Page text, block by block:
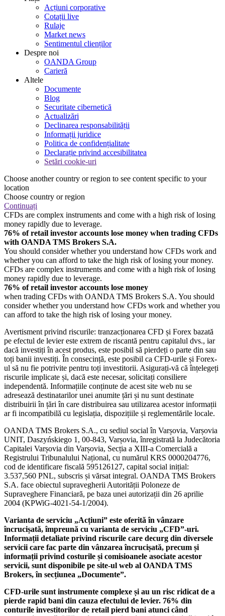
Acțiuni corporative
Cotații live
Rulaje
Market news
Sentimentul clienților
Despre noi
OANDA Group
Carieră
Altele
Documente
Blog
Securitate cibernetică
Actualizări
Declinarea responsabilității
Informații juridice
Politica de confidențialitate
Declarație privind accesibilitatea
Setări cookie-uri
Choose another country or region to see content specific to your
location
Choose country or region
Continuați
CFDs are complex instruments and come with a high risk of losing
money rapidly due to leverage.
76% of retail investor accounts lose money when trading CFDs
with OANDA TMS Brokers S.A.
You should consider whether you understand how CFDs work and
whether you can afford to take the high risk of losing your money.
CFDs are complex instruments and come with a high risk of losing
money rapidly due to leverage.
76% of retail investor accounts lose money
when trading CFDs with OANDA TMS Brokers S.A. You should
consider whether you understand how CFDs work and whether you
can afford to take the high risk of losing your money.
Avertisment privind riscurile: tranzacționarea CFD și Forex bazată
pe efectul de levier este extrem de riscantă pentru capitalul dvs., iar
dacă investiți în acest produs, este posibil să pierdeți o parte din sau
toți banii investiți. În consecință, este posibil ca CFD-urile și Forex-
ul să nu fie potrivite pentru toți investitorii. Asigurați-vă că înțelegeți
riscurile implicate și, dacă este necesar, solicitați consiliere
independentă. Informațiile conținute de acest site web nu se
adresează destinatarilor unei anumite țări și nu sunt destinate
distribuirii în țări în care distribuirea sau utilizarea acestor informații
ar fi incompatibilă cu legislația, dispozițiile și reglementările locale.
OANDA TMS Brokers S.A., cu sediul social în Varșovia, Varșovia
UNIT, Daszyńskiego 1, 00-843, Varșovia, înregistrată la Judecătoria
Capitalei Varșovia din Varșovia, Secția a XIII-a Comercială a
Registrului Tribunalului Național, cu numărul KRS 0000204776,
cod de identificare fiscală 595126127, capital social inițial:
3.537,560 PNL, subscris și vărsat integral. OANDA TMS Brokers
S.A. face obiectul supravegherii Autorității Poloneze de
Supraveghere Financiară, pe baza unei autorizații din 26 aprilie
2004 (KPWiG-4021-54-1/2004).
Varianta de serviciu „Acțiuni” este oferită în vânzare
încrucișată, împreună cu varianta de serviciu „CFD”-uri.
Informații detaliate privind riscurile care decurg din diversele
servicii care fac parte din vânzarea încrucișată, precum și
informații privind costurile și comisioanele asociate acestor
servicii, sunt disponibile pe site-ul web al OANDA TMS
Brokers, în secțiunea „Documente”.
CFD-urile sunt instrumente complexe și au un risc ridicat de a
pierde rapid bani din cauza efectului de levier. 76% din
conturile investitorilor de retail pierd bani atunci când